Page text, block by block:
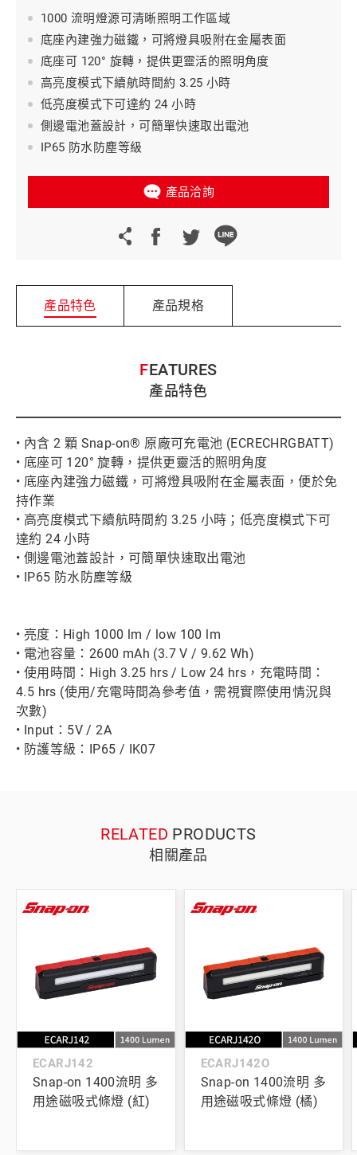
1000 流明燈源可清晰照明工作區域
底座內建強力磁鐵，可將燈具吸附在金屬表面
底座可 120° 旋轉，提供更靈活的照明角度
高亮度模式下續航時間約 3.25 小時
低亮度模式下可達約 24 小時
側邊電池蓋設計，可簡單快速取出電池
IP65 防水防塵等級
產品洽詢
產品特色 產品規格
FEATURES
產品特色
• 內含 2 顆 Snap-on® 原廠可充電池 (ECRECHRGBATT)
• 底座可 120° 旋轉，提供更靈活的照明角度
• 底座內建強力磁鐵，可將燈具吸附在金屬表面，便於免
持作業
• 高亮度模式下續航時間約 3.25 小時；低亮度模式下可
達約 24 小時
• 側邊電池蓋設計，可簡單快速取出電池
• IP65 防水防塵等級
• 亮度：High 1000 lm / low 100 lm
• 電池容量：2600 mAh (3.7 V / 9.62 Wh)
• 使用時間：High 3.25 hrs / Low 24 hrs，充電時間：
4.5 hrs (使用/充電時間為參考值，需視實際使用情況與
次數)
• Input：5V / 2A
• 防護等級：IP65 / IK07
RELATED PRODUCTS
相關產品
ECARJ142
Snap-on 1400流明 多
用途磁吸式條燈 (紅)
ECARJ142O
Snap-on 1400流明 多
用途磁吸式條燈 (橘)